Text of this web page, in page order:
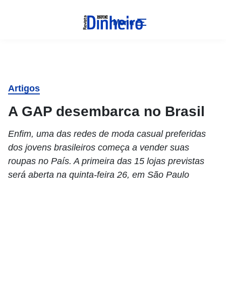
Menu
Artigos
A GAP desembarca no Brasil
Enfim, uma das redes de moda casual preferidas
dos jovens brasileiros começa a vender suas
roupas no País. A primeira das 15 lojas previstas
será aberta na quinta-feira 26, em São Paulo